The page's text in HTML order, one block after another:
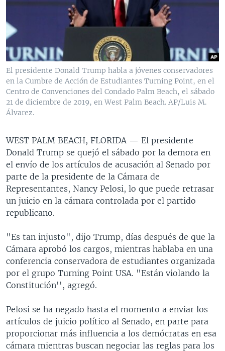
BRASIL
ENTRETENIMIENTO Y CULTURA
TECNOLOGÍA
DEPORTES
CIENCIA Y SALUD
VIDEOS
FOTOGRAFÍA
AUDIOS
PROGRAMAS TV
EL MUNDO AL DÍA
FORO INTERAMERICANO
VISIÓN 360
LAS CLAVES
PANORAMA
RADIO
AVANCE INFORMATIVO
AUDIONOTICIAS
BUENOS DÍAS AMÉRICA
ESTADOS UNIDOS AL DÍA
FORO [RADIO]
DEPORTIVO INTERNACIONAL
NOTA ECONÓMICA
ENTRETENIMIENTO
DIRECT
DOCUMENTALES DE LA VOA
Learning English
El presidente Donald Trump habla a jóvenes conservadores
en la Cumbre de Acción de Estudiantes Turning Point, en el
Centro de Convenciones del Condado Palm Beach, el sábado
21 de diciembre de 2019, en West Palm Beach. AP/Luis M.
Álvarez.
WEST PALM BEACH, FLORIDA — El presidente
Donald Trump se quejó el sábado por la demora en
el envío de los artículos de acusación al Senado por
parte de la presidente de la Cámara de
Representantes, Nancy Pelosi, lo que puede retrasar
un juicio en la cámara controlada por el partido
republicano.
"Es tan injusto", dijo Trump, días después de que la
Cámara aprobó los cargos, mientras hablaba en una
conferencia conservadora de estudiantes organizada
por el grupo Turning Point USA. "Están violando la
Constitución'', agregó.
Pelosi se ha negado hasta el momento a enviar los
artículos de juicio político al Senado, en parte para
proporcionar más influencia a los demócratas en esa
cámara mientras buscan negociar las reglas para los